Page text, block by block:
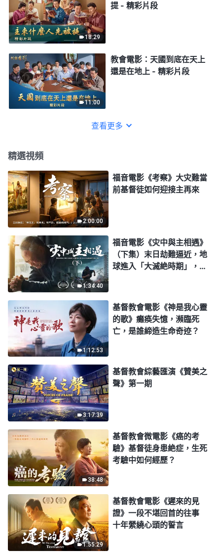
18:29
提 - 精彩片段
11:00
教會電影：天國到底在天上
還是在地上 - 精彩片段
查看更多
精選視頻
2:00:00
福音電影《考察》大灾難當
前基督徒如何迎接主再來
1:34:40
福音電影《灾中與主相遇》
（下集）末日劫難逼近，地
球進入「大滅絶時期」，人
1:12:53
基督教會電影《神是我心靈
的歌》癱痪失憶，瀕臨死
亡，是誰締造生命奇迹？
3:17:39
基督教會綜藝匯演《贊美之
聲》第一期
38:48
基督教會微電影《癌的考
驗》基督徒身患絶症，生死
考驗中如何經歷？
1:55:29
基督教會電影《遲來的見
證》一段不堪回首的往事
十年縈繞心頭的誓言